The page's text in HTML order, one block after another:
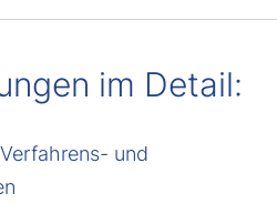
im Detail:
und